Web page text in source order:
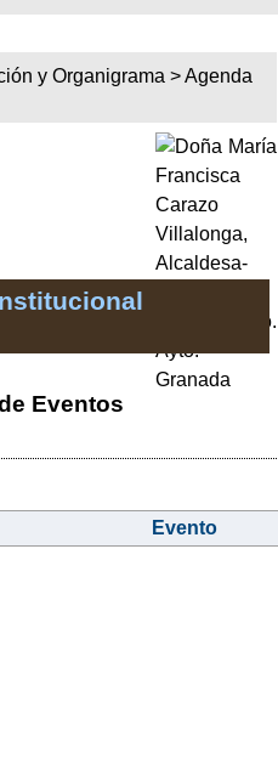
y Organigrama >Agenda
Eventos
Evento